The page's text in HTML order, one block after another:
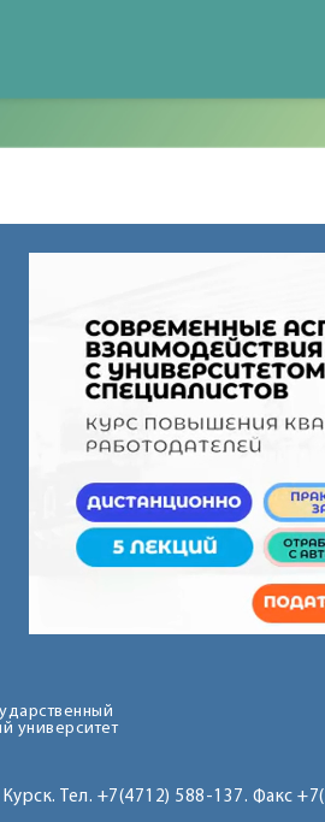
университет
Курск. Тел. +7(4712) 588-137. Факс